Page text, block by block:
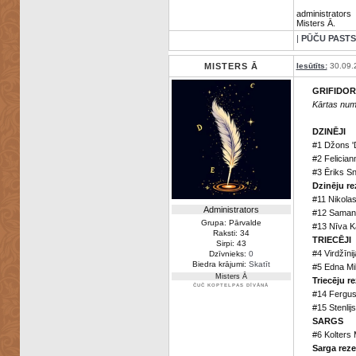
administrators
Misters Ā.
| PŪČU PASTS
MISTERS Ā Iesūtīts:
Administrators
Grupa: Pārvalde
Raksti: 34
Sirpi: 43
Dzīvnieks: 0
Biedra krājumi: Skatīt
Misters Ā
ČUČ KOPTELPAS DĪVĀNĀ
Kārtas
DZINĒJI
#1 Džons
#2
#3 Ēriks
Dzinēju
#11
#12
#13 Nīva
TRIECĒJI
#4
#5 Edna
Triecēju
#14
#15
SARGS
#6 Kolters
Sarga